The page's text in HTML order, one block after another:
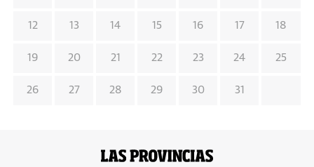
12 13 14 15 16 17 18
19 20 21 22 23 24 25
26 27 28 29 30 31